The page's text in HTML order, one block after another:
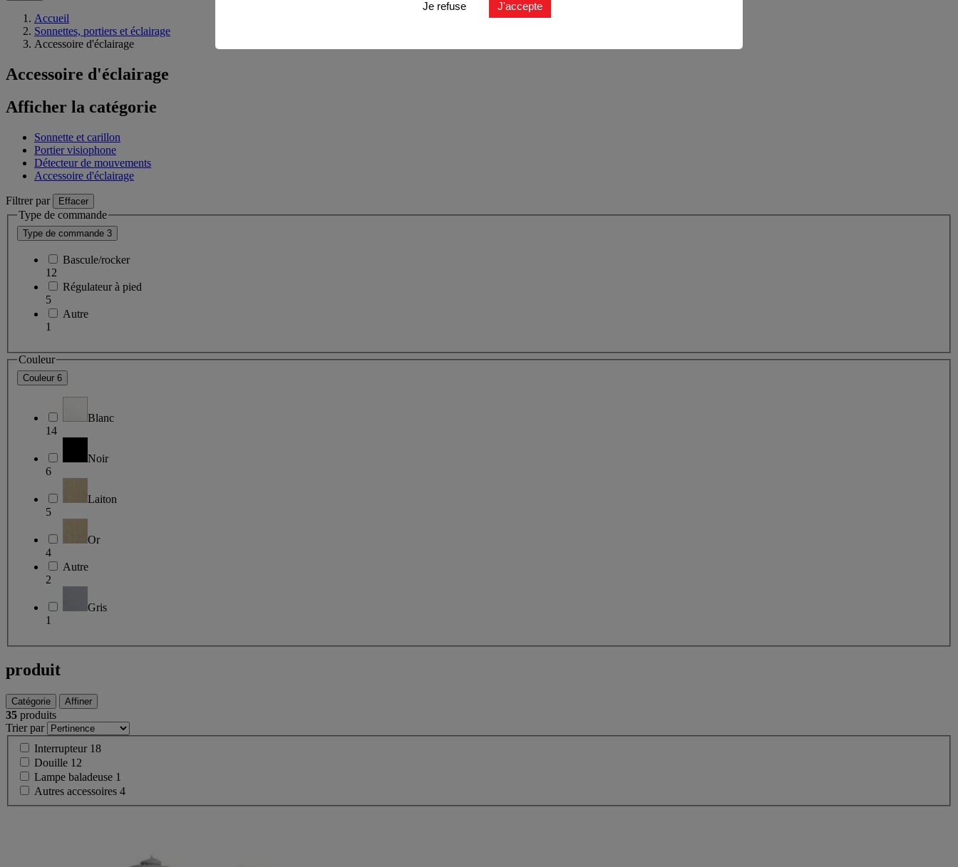
Accueil
Sonnettes, portiers et éclairage
Accessoire d'éclairage
Accessoire d'éclairage
Afficher la catégorie
Sonnette et carillon
Portier visiophone
Détecteur de mouvements
Accessoire d'éclairage
Filtrer par Effacer
Type de commande
Type de commande 3
Bascule/rocker
12
Régulateur à pied
5
Autre
1
Couleur
Couleur 6
Blanc
14
Noir
6
Laiton
5
Or
4
Autre
2
Gris
1
produit
Catégorie Affiner
35 produits
Trier par
Interrupteur 18
Douille 12
Lampe baladeuse 1
Autres accessoires 4
Je refuse J'accepte